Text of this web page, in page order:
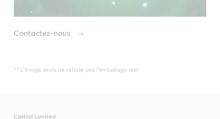
Contactez-nous
** L’image seule ne reflète pas l’emballage réel.
Castrol Limited